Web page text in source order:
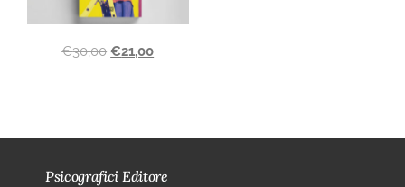
€30,00 €21,00
Psicografici Editore